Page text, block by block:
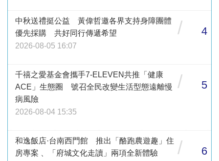
中秋送禮挺公益 黃偉哲邀各界支持身障團體
優先採購 共好同行傳遞希望
2026-08-05 16:07
/ 4
千禧之愛基金會攜手7-ELEVEN共推「健康
ACE」生態圈 號召全民改變生活型態遠離慢
病風險
2026-08-04 15:35
/ 5
和逸飯店·台南西門館 推出「酪跑農遊趣」住
房專案 、「府城文化走讀」兩項全新體驗
/ 6